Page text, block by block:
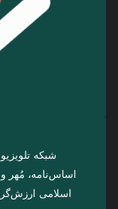
شبکه
اساس‌نامه، مُهر
اسلامی